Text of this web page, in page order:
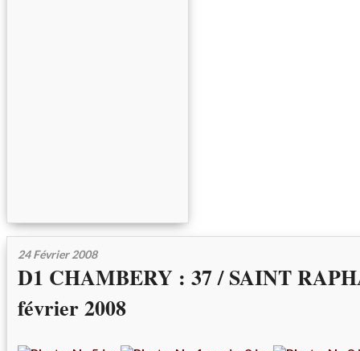
24 Février 2008
D1 CHAMBERY : 37 / SAINT
février 2008